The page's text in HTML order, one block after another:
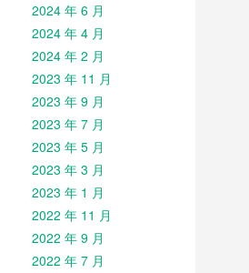
2024 年 6 月
2024 年 4 月
2024 年 2 月
2023 年 11 月
2023 年 9 月
2023 年 7 月
2023 年 5 月
2023 年 3 月
2023 年 1 月
2022 年 11 月
2022 年 9 月
2022 年 7 月